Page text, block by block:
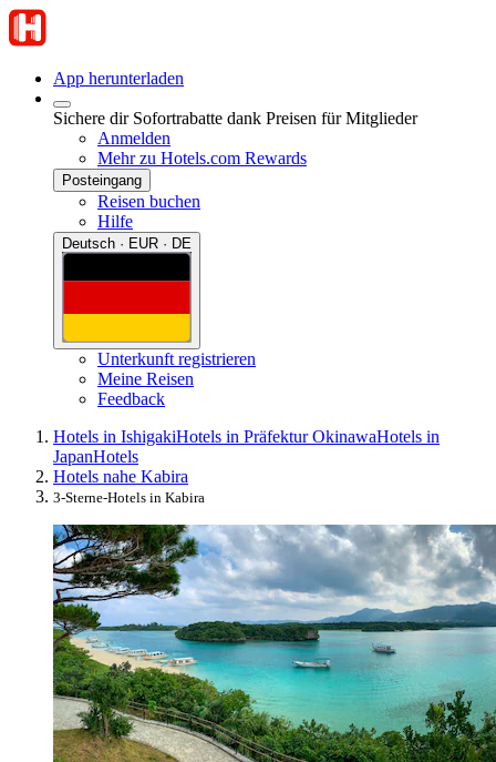
App herunterladen
Sichere dir Sofortrabatte dank Preisen für Mitglieder
Anmelden
Mehr zu Hotels.com Rewards
Posteingang
Reisen buchen
Hilfe
Deutsch · EUR · DE
Unterkunft registrieren
Meine Reisen
Feedback
Hotels in IshigakiHotels in Präfektur OkinawaHotels in
JapanHotels
Hotels nahe Kabira
3-Sterne-Hotels in Kabira